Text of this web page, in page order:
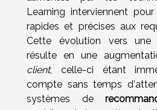
Learning interviennent
rapides et précises aux
Cette évolution vers
résulte en une
client, celle-ci étant
compte sans temps
systèmes de